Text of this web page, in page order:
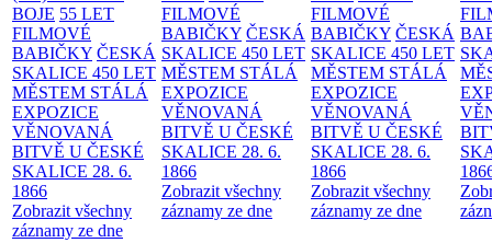
BOJE 55 LET
FILMOVÉ
BABIČKY ČESKÁ
SKALICE 450 LET
MĚSTEM STÁLÁ
EXPOZICE
VĚNOVANÁ
BITVĚ U ČESKÉ
SKALICE 28. 6.
1866
Zobrazit všechny
záznamy ze dne
FILMOVÉ
BABIČKY ČESKÁ
SKALICE 450 LET
MĚSTEM STÁLÁ
EXPOZICE
VĚNOVANÁ
BITVĚ U ČESKÉ
SKALICE 28. 6.
1866
Zobrazit všechny
záznamy ze dne
FILMOVÉ
BABIČKY ČESKÁ
SKALICE 450 LET
MĚSTEM STÁLÁ
EXPOZICE
VĚNOVANÁ
BITVĚ U ČESKÉ
SKALICE 28. 6.
1866
Zobrazit všechny
záznamy ze dne